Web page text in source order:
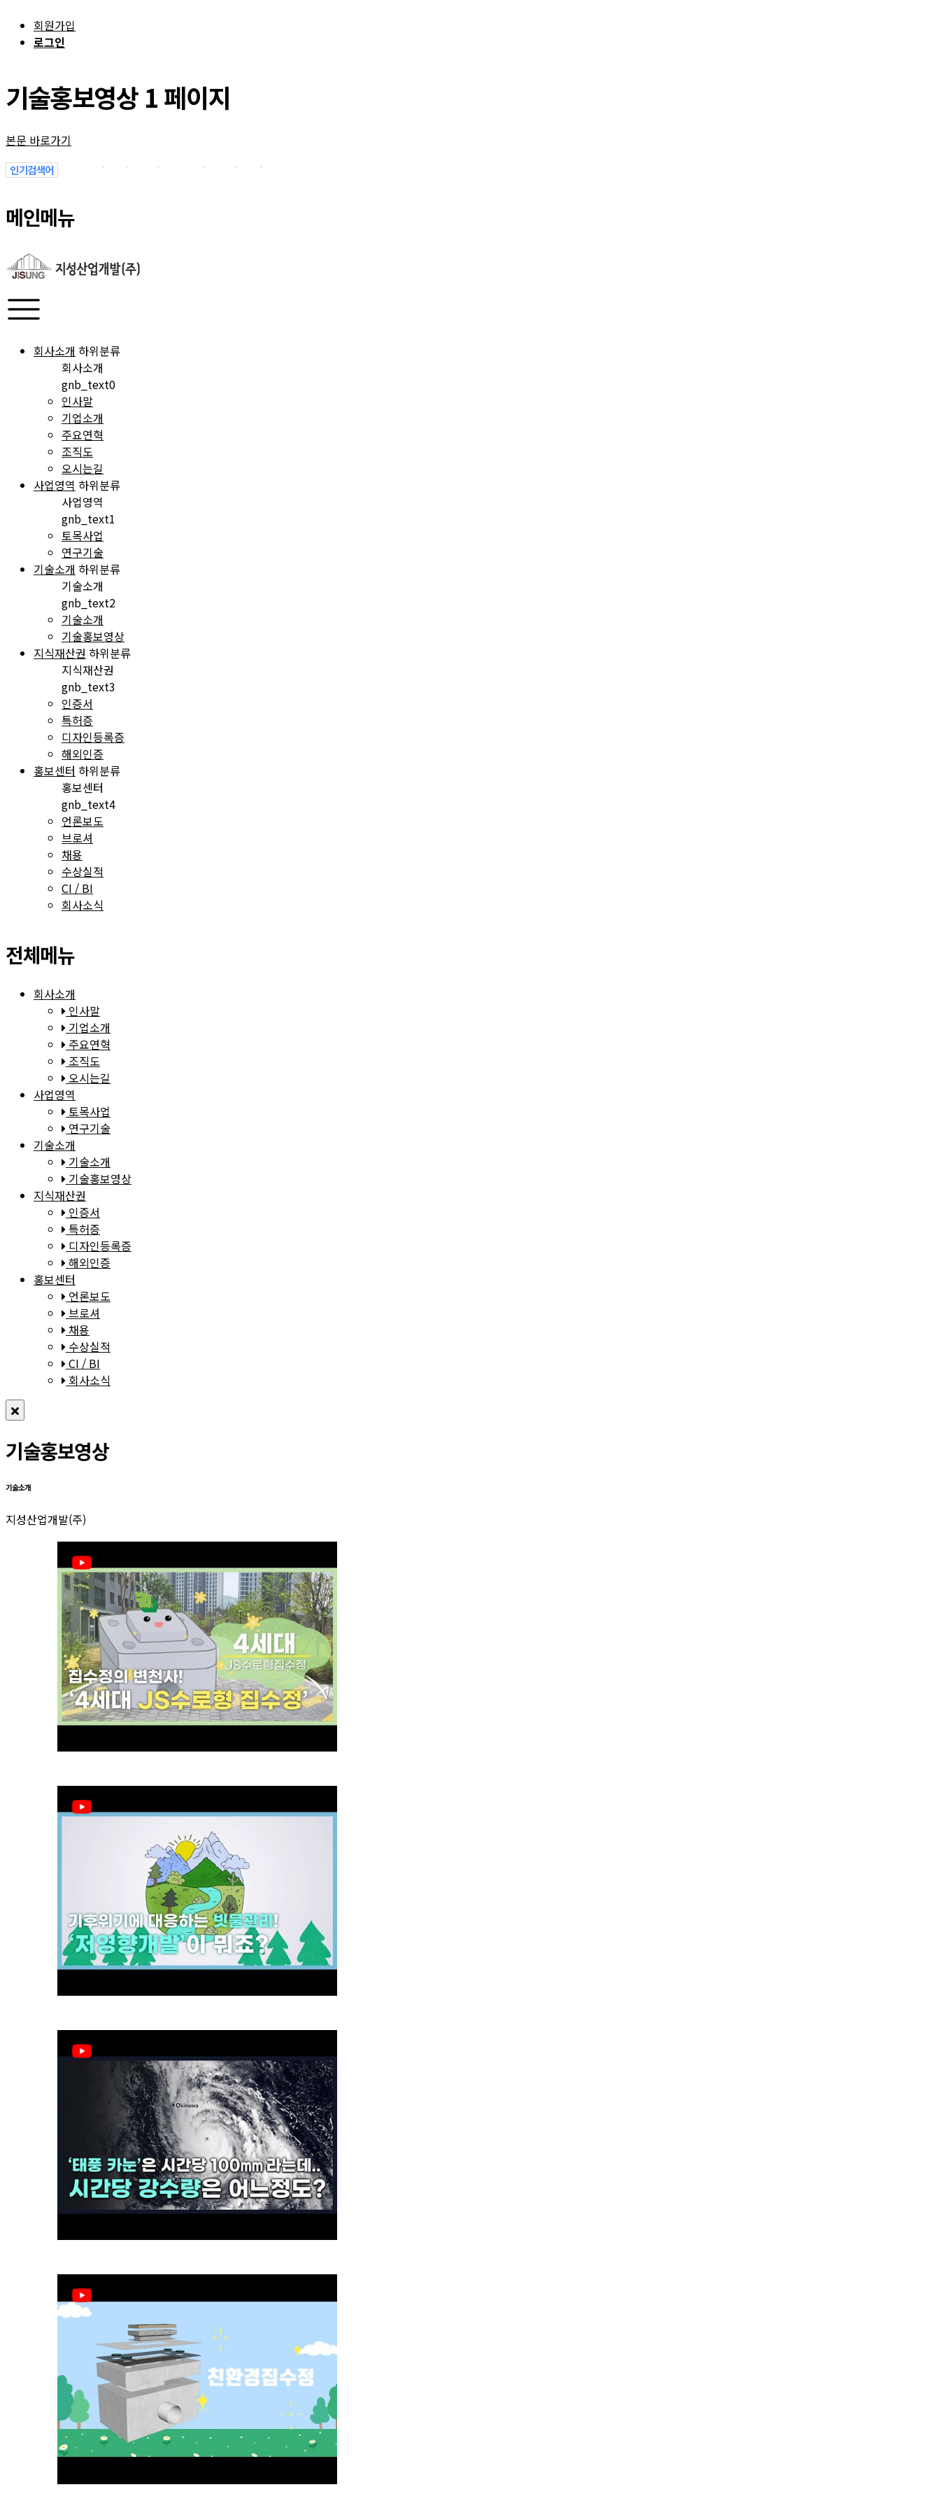
회원가입
로그인
기술홍보영상 1 페이지
본문 바로가기
인기검색어
메인메뉴
회사소개 하위분류
회사소개
gnb_text0
인사말
기업소개
주요연혁
조직도
오시는길
사업영역 하위분류
사업영역
gnb_text1
토목사업
연구기술
기술소개 하위분류
기술소개
gnb_text2
기술소개
기술홍보영상
지식재산권 하위분류
지식재산권
gnb_text3
인증서
특허증
디자인등록증
해외인증
홍보센터 하위분류
홍보센터
gnb_text4
언론보도
브로셔
채용
수상실적
CI / BI
회사소식
전체메뉴
회사소개
인사말
기업소개
주요연혁
조직도
오시는길
사업영역
토목사업
연구기술
기술소개
기술소개
기술홍보영상
지식재산권
인증서
특허증
디자인등록증
해외인증
홍보센터
언론보도
브로셔
채용
수상실적
CI / BI
회사소식
기술홍보영상
기술소개
지성산업개발(주)